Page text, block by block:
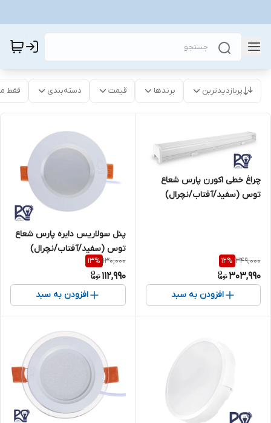
پربازدیدترین برندها قیمت دسته‌بندی فقط
چراغ خطی اکورن پارس شعاع
توس (سفید/آفتاب/نچرال)
349,000
12%
303,990
افزودن به سبد
پنل سولاریس دایره پارس شعاع
توس (سفید/آفتاب/نچرال)
130,000
13%
112,990
افزودن به سبد